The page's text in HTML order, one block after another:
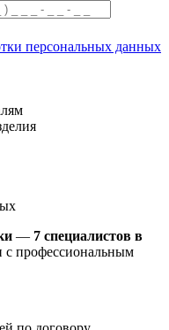
персональных данных
— 7 специалистов в
с профессиональным